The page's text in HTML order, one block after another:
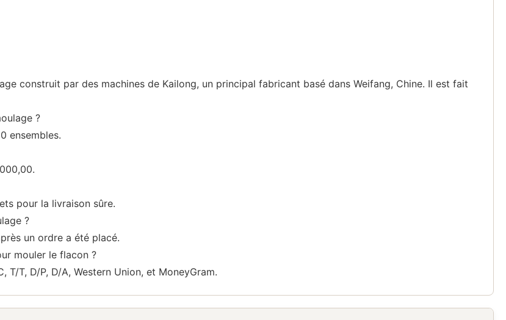
construit par des machines de Kailong, un principal fabricant basé dans Weifang, Chine. Il est fait
?
ensembles.
pour la livraison sûre.
?
un ordre a été placé.
mouler le flacon ?
T, D/P, D/A, Western Union, et MoneyGram.